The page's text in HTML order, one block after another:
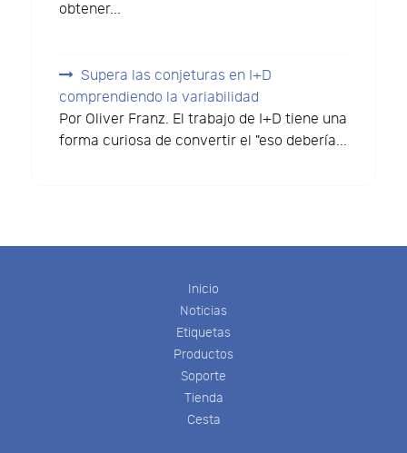
obtener...
Supera las conjeturas en I+D
comprendiendo la variabilidad
Por Oliver Franz. El trabajo de I+D tiene una
forma curiosa de convertir el "eso debería...
Inicio
Noticias
Etiquetas
Productos
Soporte
Tienda
Cesta